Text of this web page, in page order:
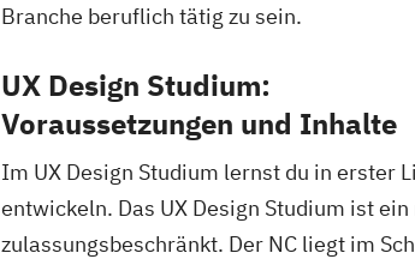
Branche beruflich tätig zu sein.
UX Design Studium:
Voraussetzungen und Inhalte
Im UX Design Studium lernst du in erster
entwickeln. Das UX Design Studium ist
zulassungsbeschränkt. Der NC liegt im